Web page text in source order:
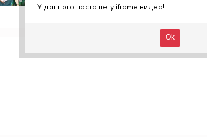
Close
У данного поста нету iframe видео!
Ok